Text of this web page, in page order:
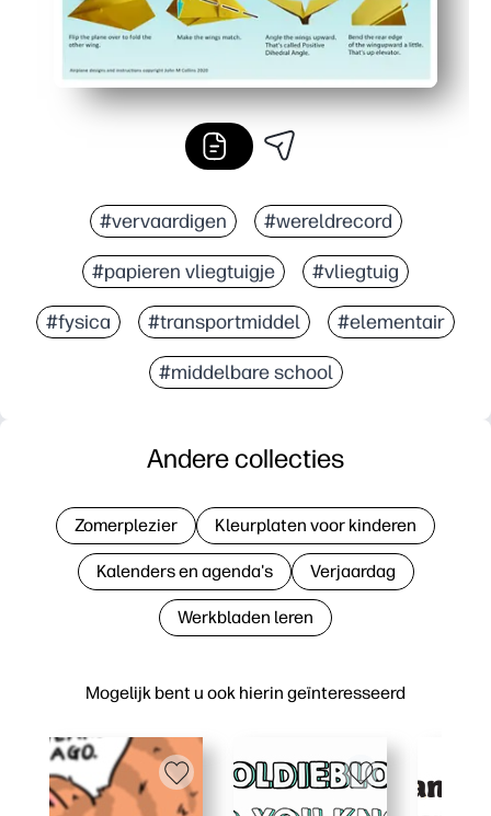
#vervaardigen #wereldrecord
#papieren vliegtuigje #vliegtuig
#fysica #transportmiddel #elementair
#middelbare school
Mogelijk bent u ook hierin geïnteresseerd
Andere collecties
Zomerplezier Kleurplaten voor kinderen
Kalenders en agenda's Verjaardag
Werkbladen leren